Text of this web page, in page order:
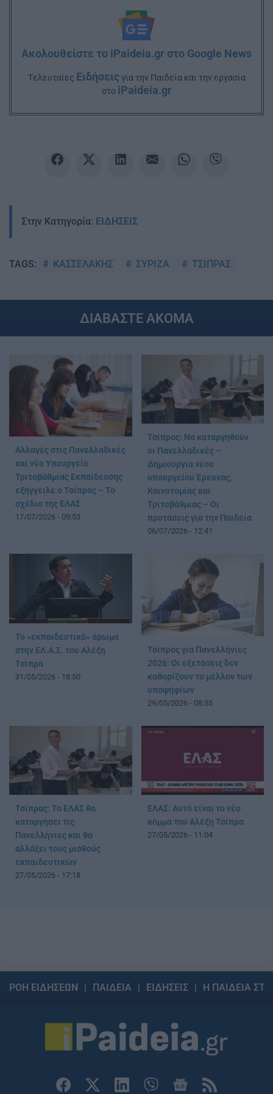
Ακολουθείστε το iPaideia.gr στο Google News
Tελευταίες Ειδήσειςγια την Παιδεία και την εργασία
στο iPaideia.gr
Στην Κατηγορία: ΕΙΔΗΣΕΙΣ
TAGS: ΚΑΣΣΕΛΑΚΗΣ ΣΥΡΙΖΑ ΤΣΙΠΡΑΣ
ΔΙΑΒΑΣΤΕ ΑΚΟΜΑ
Αλλαγές στις Πανελλαδικές
και νέο Υπουργείο
Τριτοβάθμιας Εκπαίδευσης
εξήγγειλε ο Τσίπρας – Το
σχέδιο της ΕΛΑΣ
17/07/2026 - 09:53
Τσίπρας: Να καταργηθούν
οι Πανελλαδικές –
Δημιουργία νέου
υπουργείου Έρευνας,
Καινοτομίας και
Τριτοβάθμιας – Οι
προτάσεις για την Παιδεία
06/07/2026 - 12:41
Το «εκπαιδευτικό» άρωμα
στην ΕΛ.Α.Σ. του Αλέξη
Τσίπρα
31/05/2026 - 18:50
Τσίπρας για Πανελλήνιες
2026: Οι εξετάσεις δεν
καθορίζουν το μέλλον των
υποψηφίων
29/05/2026 - 08:55
Τσίπρας: Το ΕΛΑΣ θα
καταργήσει τις
Πανελλήνιες και θα
αλλάξει τους μισθούς
εκπαιδευτικών
27/05/2026 - 17:18
ΕΛΑΣ: Αυτό είναι το νέο
κόμμα του Αλέξη Τσίπρα
27/05/2026 - 11:04
ΡΟΗ ΕΙΔΗΣΕΩΝ ΠΑΙΔΕΙΑ ΕΙΔΗΣΕΙΣ Η ΠΑΙΔΕΙΑ